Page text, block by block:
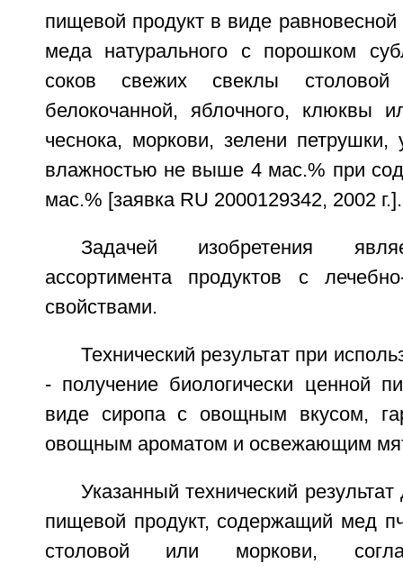
пищевой продукт в виде
меда натурального с порошком
соков свежих свеклы столовой
белокочанной, яблочного, клюквы
чеснока, моркови, зелени петрушки,
влажностью не выше 4 мас.% при
мас.% [заявка RU 2000129342, 2002 г.].
Задачей изобретения
ассортимента продуктов с
свойствами.
Технический результат при
- получение биологически ценной
виде сиропа с овощным вкусом,
овощным ароматом и освежающим
Указанный технический результат
пищевой продукт, содержащий мед
столовой или моркови,